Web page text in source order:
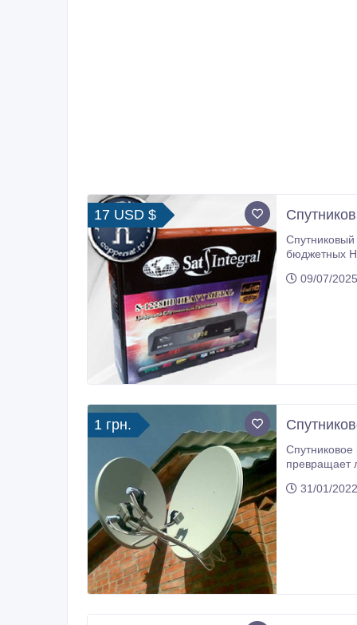
17 USD $
бюджетных HD
09/07/
1 грн.
Спутниковое и Т2 телевидение, Смарт-ТВ
превращает любой
виртуальные
31/01/